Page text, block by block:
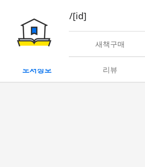
book/rent/[id]
대여 새책구매
도서정보 리뷰